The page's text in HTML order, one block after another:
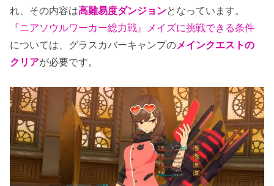
れ、その内容は高難易度ダンジョンとなっています。
『ニアソウルワーカー総力戦』メイズに挑戦できる条件
については、グラスカバーキャンプのメインクエストの
クリアが必要です。